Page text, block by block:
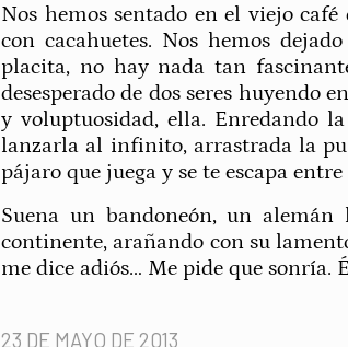
Nos hemos sentado en el viejo
con cacahuetes. Nos hemos
placita, no hay nada tan
desesperado de dos seres huyendo
y voluptuosidad, ella. Enredando
lanzarla al infinito, arrastrada la
pájaro que juega y se te escapa
Suena un bandoneón, un
continente, arañando con su
me dice adiós… Me pide que
23 DE MAYO DE 2013